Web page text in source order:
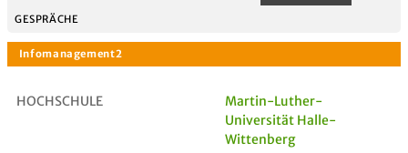
GESPRÄCHE
HOCHSCHULE
Martin-Luther-
Universität Halle-
Wittenberg